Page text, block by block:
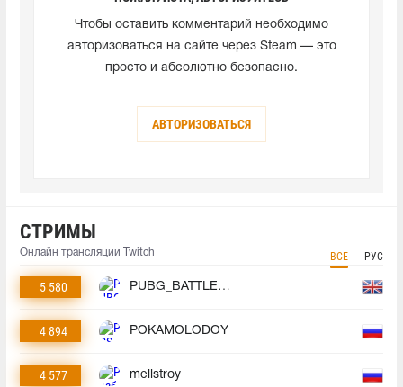
Чтобы оставить комментарий необходимо
авторизоваться на сайте через Steam — это
просто и абсолютно безопасно.
АВТОРИЗОВАТЬСЯ
СТРИМЫ
Онлайн трансляции Twitch ВСЕ РУС
5 580 PUBG_BATTLEGROUNDS
4 894 POKAMOLODOY
4 577 mellstroy